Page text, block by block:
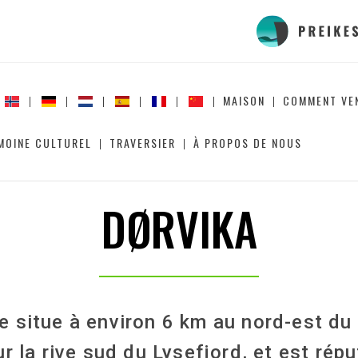
MAISON COMMENT
CULTUREL TRAVERSIER À PROPOS DE NOUS
DØRVIKA
situe à environ 6 km au nord-est
la rive sud du Lysefjord, et est